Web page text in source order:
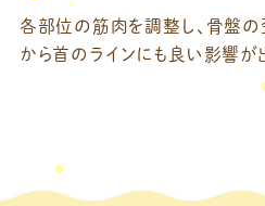
各部位の筋肉を調整し、骨盤の
から首のラインにも良い影響が